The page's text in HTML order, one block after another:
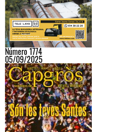
Número 1774
05/09/2025